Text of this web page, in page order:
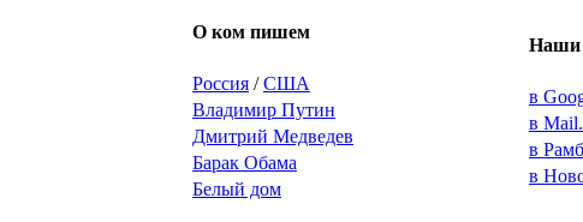
О ком пишем
Россия /США
Владимир Путин
Дмитрий Медведев
Барак Обама
Белый дом
Наши
в
в
в
в